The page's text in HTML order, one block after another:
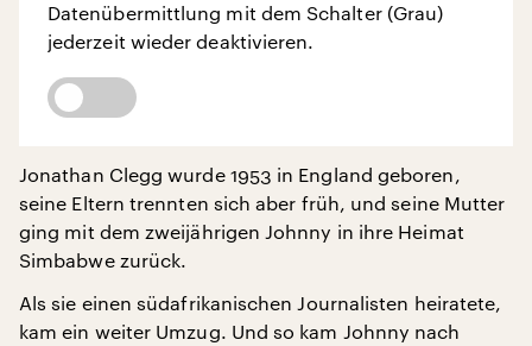
Datenübermittlung mit dem Schalter (Grau)
jederzeit wieder deaktivieren.
Jonathan Clegg wurde 1953 in England geboren,
seine Eltern trennten sich aber früh, und seine Mutter
ging mit dem zweijährigen Johnny in ihre Heimat
Simbabwe zurück.
Als sie einen südafrikanischen Journalisten heiratete,
kam ein weiter Umzug. Und so kam Johnny nach